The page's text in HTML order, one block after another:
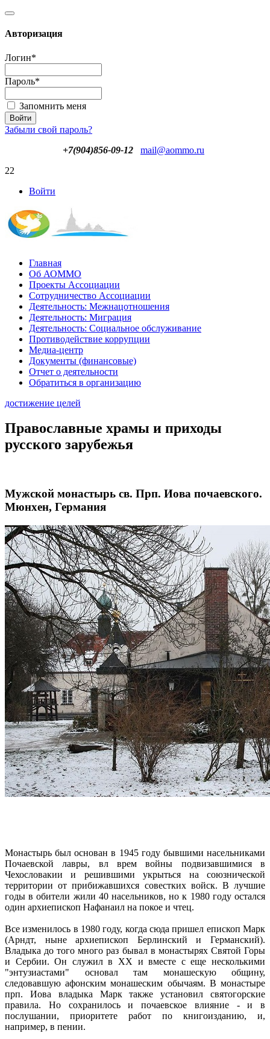
Авторизация
Логин*
Пароль*
Запомнить меня
Забыли свой пароль?
+7(904)856-09-12
mail@aommo.ru
22
Войти
Главная
Об АОММО
Проекты Ассоциации
Сотрудничество Ассоциации
Деятельность: Межнацотношения
Деятельность: Миграция
Деятельность: Социальное обслуживание
Противодействие коррупции
Медиа-центр
Документы (финансовые)
Отчет о деятельности
Обратиться в организацию
достижение целей
Православные храмы и приходы
русского зарубежья
Мужской монастырь св. Прп. Иова почаевского.
Мюнхен, Германия
Монастырь был основан в 1945 году бывшими насельниками
Почаевской лавры, вл врем войны подвизавшимися в
Чехословакии и решившими укрыться на союзнической
территории от прибижавшихся совестких войск. В лучшие
годы в обители жили 40 насельников, но к 1980 году остался
один архиепископ Нафанаил на покое и чтец.
Все изменилось в 1980 году, когда сюда пришел епископ Марк
(Арндт, ныне архиепископ Берлинский и Германский).
Владыка до того много раз бывал в монастырях Святой Горы
и Сербии. Он служил в ХХ и вместе с еще несколькими
"энтузиастами" основал там монашескую общину,
следовавшую афонским монашеским обычаям. В монастыре
прп. Иова владыка Марк также установил святогорские
правила. Но сохранилось и почаевское влияние - и в
послушании, приоритете работ по книгоизданию, и,
например, в пении.